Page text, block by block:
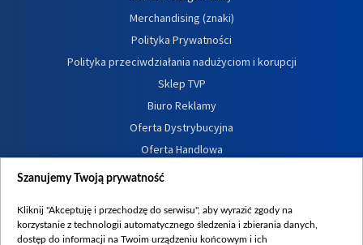
Merchandising (znaki)
Polityka Prywatności
Polityka przeciwdziałania nadużyciom i korupcji
Sklep TVP
Biuro Reklamy
Oferta Dystrybucyjna
Oferta Handlowa
Dostępność
Procedura zgłoszeń wewnętrznych
Szanujemy Twoją prywatność
Kliknij "Akceptuję i przechodzę do serwisu", aby wyrazić zgody na
korzystanie z technologii automatycznego śledzenia i zbierania danych,
dostęp do informacji na Twoim urządzeniu końcowym i ich